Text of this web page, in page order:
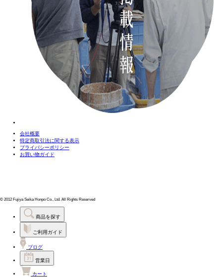
会社概要
特定商取引法に関する表示
プライバシーポリシー
お買い物ガイド
© 2012 Fujiya Seika Honpo Co., Ltd. All Rights Reserved
商品を探す
ご利用ガイド
ブログ
営業日
カート